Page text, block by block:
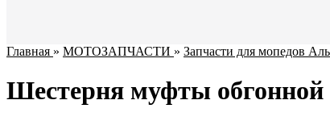
Главная » МОТОЗАПЧАСТИ » Запчасти для мопедов
Шестерня муфты